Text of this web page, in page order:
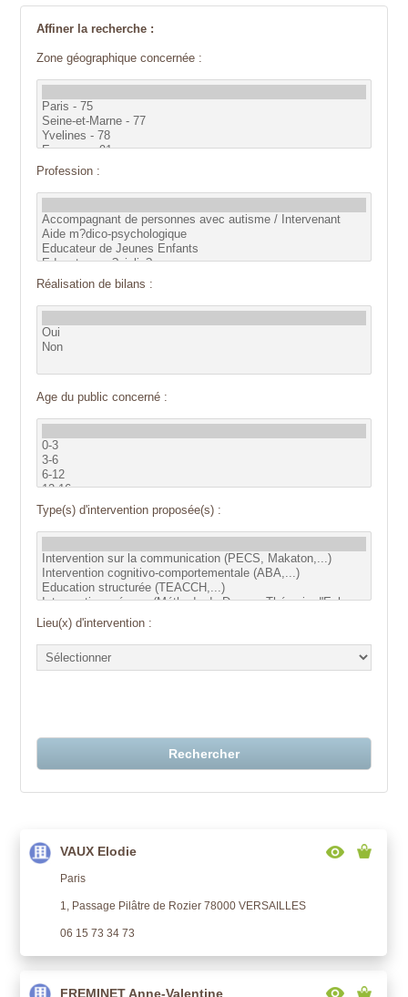
Affiner la recherche :
Zone géographique concernée :
Profession :
Réalisation de bilans :
Age du public concerné :
Type(s) d'intervention proposée(s) :
Lieu(x) d'intervention :
Rechercher
VAUX Elodie
Paris
1, Passage Pilâtre de Rozier 78000 VERSAILLES
06 15 73 34 73
FREMINET Anne-Valentine